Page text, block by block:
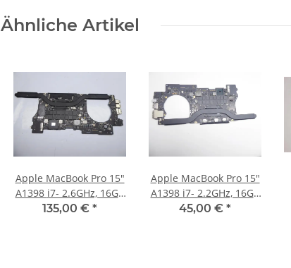
Ähnliche Artikel
Apple MacBook Pro 15"
A1398 i7- 2.6GHz, 16GB
Logicboard 820-3332-A
135,00 € *
Apple MacBook Pro 15"
A1398 i7- 2.2GHz, 16GB
Logicboard 820-00138-
45,00 € *